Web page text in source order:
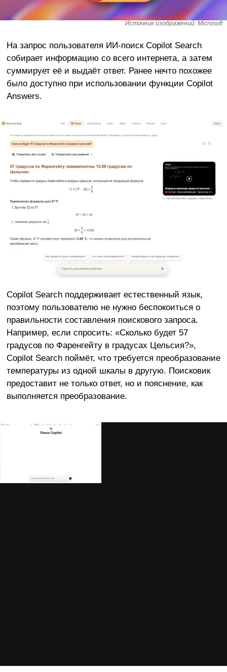
Источник изображений: Microsoft
На запрос пользователя ИИ-поиск Copilot Search
собирает информацию со всего интернета, а затем
суммирует её и выдаёт ответ. Ранее нечто похожее
было доступно при использовании функции Copilot
Answers.
Copilot Search поддерживает естественный язык,
поэтому пользователю не нужно беспокоиться о
правильности составления поискового запроса.
Например, если спросить: «Сколько будет 57
градусов по Фаренгейту в градусах Цельсия?»,
Copilot Search поймёт, что требуется преобразование
температуры из одной шкалы в другую. Поисковик
предоставит не только ответ, но и пояснение, как
выполняется преобразование.